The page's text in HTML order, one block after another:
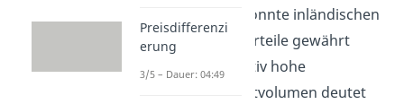
auszugleichen, könnte inländischen
Unternehmen Vorteile gewährt
werden. Das relativ hohe
inländische Marktvolumen deutet
Preisdifferenzi
erung
3/5 – Dauer: 04:49